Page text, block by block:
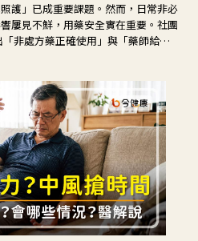
護」已成重要課題。然而，日常非必
屢見不鮮，用藥安全實在重要。社團
非處方藥正確使用」與「藥師給